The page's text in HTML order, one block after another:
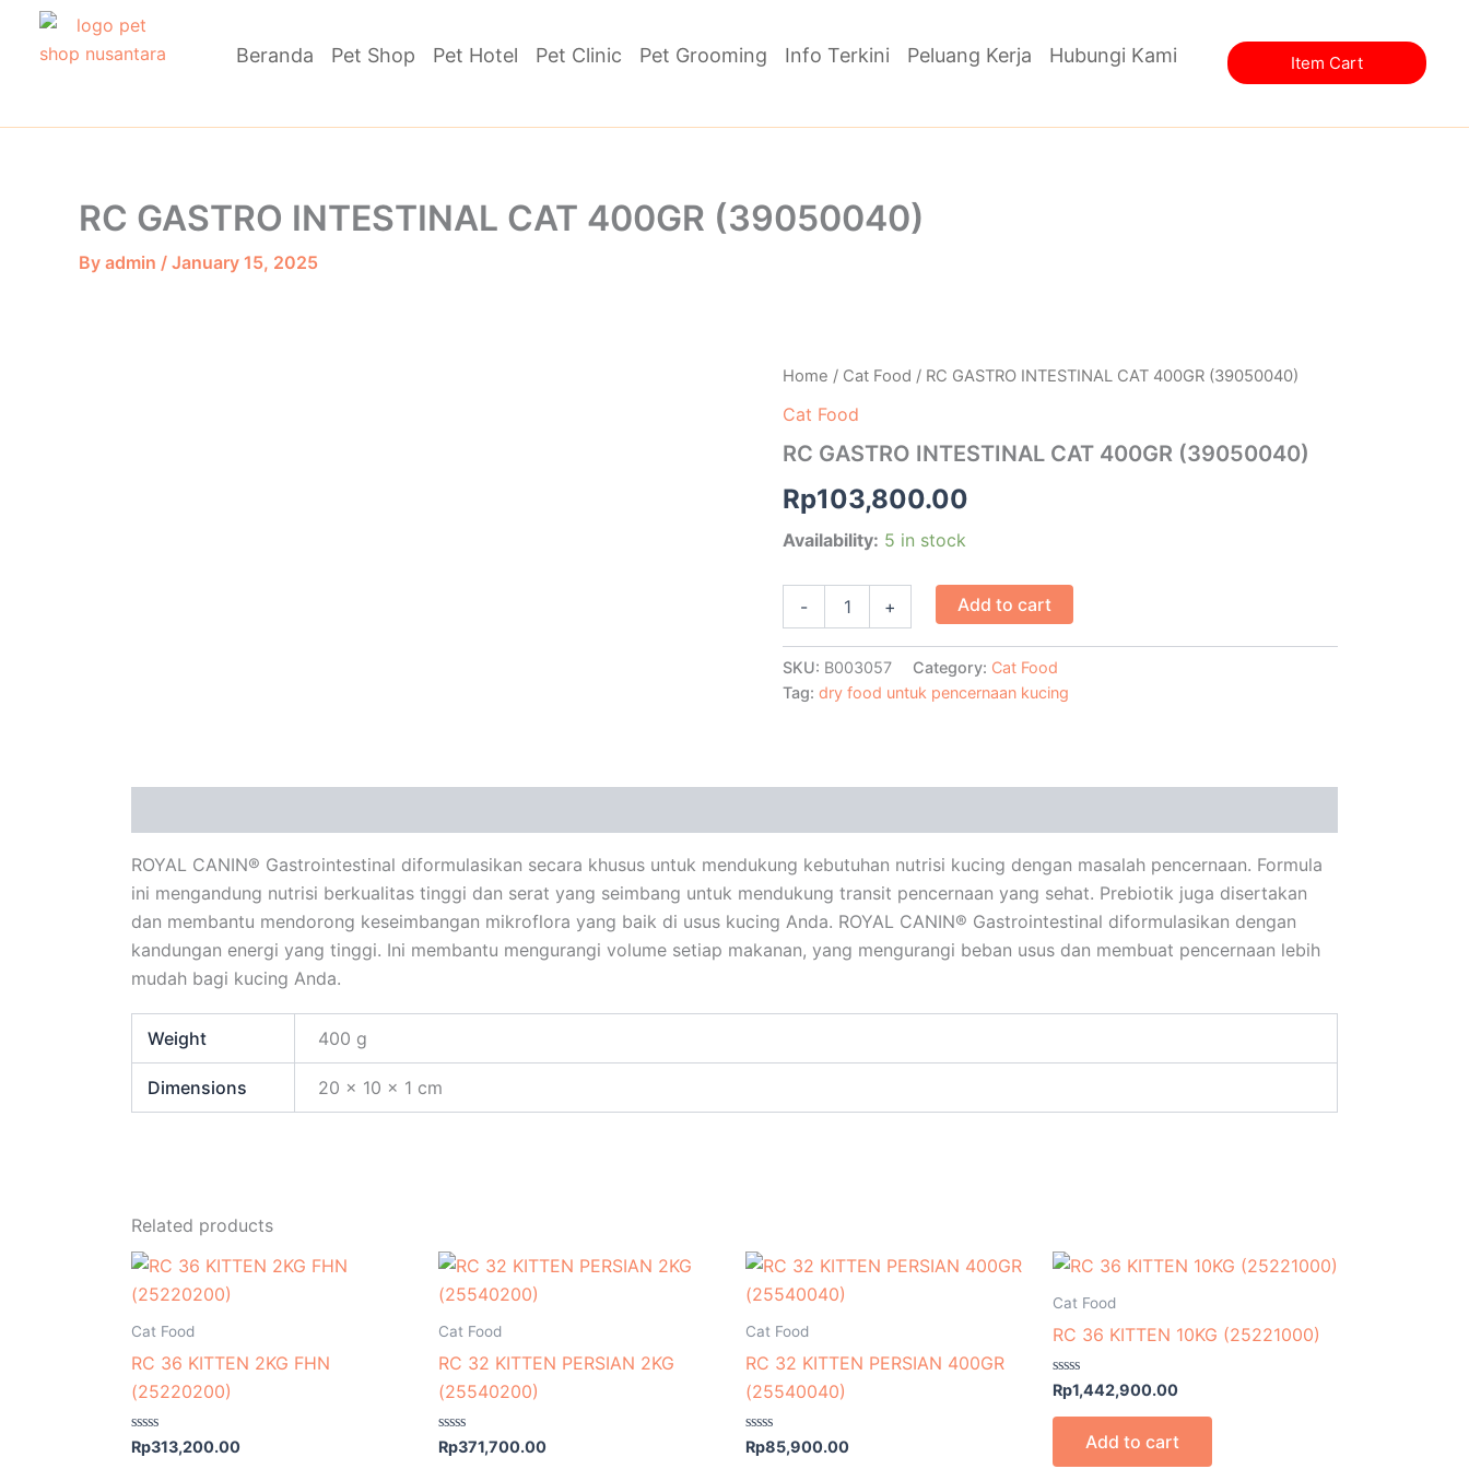
Beranda Pet Shop Pet Hotel Pet Clinic Pet Grooming Info Terkini Peluang Kerja Hubungi Kami Item Cart
RC GASTRO INTESTINAL CAT 400GR (39050040)
By admin / January 15, 2025
Home / Cat Food / RC GASTRO INTESTINAL CAT 400GR (39050040)
Cat Food
RC GASTRO INTESTINAL CAT 400GR (39050040)
Rp103,800.00
Availability: 5 in stock
-
RC
INTESTINAL
400GR
quantity
+ Add to cart
SKU: B003057 Category: Cat Food
Tag:dry food untuk pencernaan kucing
ROYAL CANIN® Gastrointestinal diformulasikan secara khusus untuk mendukung kebutuhan nutrisi kucing dengan masalah pencernaan. Formula
ini mengandung nutrisi berkualitas tinggi dan serat yang seimbang untuk mendukung transit pencernaan yang sehat. Prebiotik juga disertakan
dan membantu mendorong keseimbangan mikroflora yang baik di usus kucing Anda. ROYAL CANIN® Gastrointestinal diformulasikan dengan
kandungan energi yang tinggi. Ini membantu mengurangi volume setiap makanan, yang mengurangi beban usus dan membuat pencernaan lebih
mudah bagi kucing Anda.
Weight 400 g
Dimensions 20 × 10 × 1 cm
Related products
Cat Food
RC 36 KITTEN 2KG FHN
(25220200)
Rated
0
Rp313,200.00
Cat Food
RC 32 KITTEN PERSIAN 2KG
(25540200)
Rated
0
Rp371,700.00
Cat Food
RC 32 KITTEN PERSIAN 400GR
(25540040)
Rated
0
Rp85,900.00
Cat Food
RC 36 KITTEN 10KG (25221000)
Rated
0
out
Rp1,442,900.00
Add to cart
quantity